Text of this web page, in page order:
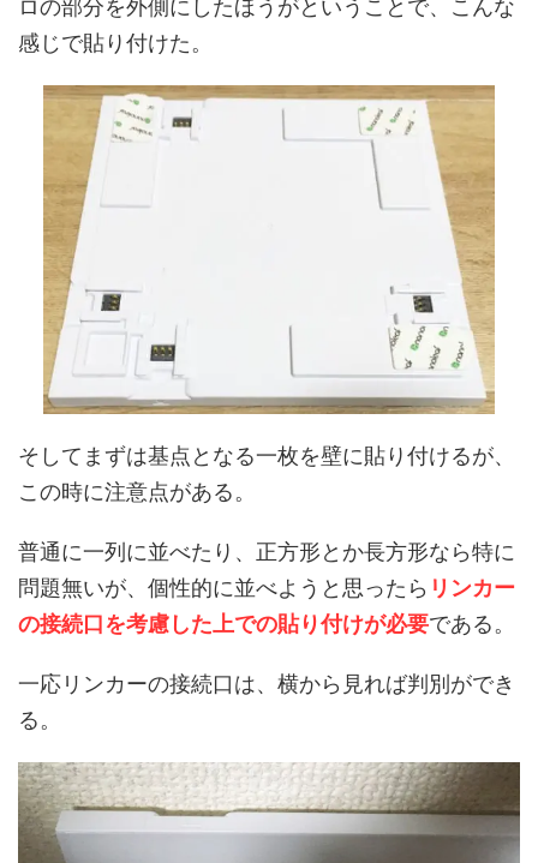
ロの部分を外側にしたほうがということで、こんな
感じで貼り付けた。
そしてまずは基点となる一枚を壁に貼り付けるが、
この時に注意点がある。
普通に一列に並べたり、正方形とか長方形なら特に
問題無いが、個性的に並べようと思ったら リンカー
の接続口を考慮した上での貼り付けが必要である。
一応リンカーの接続口は、横から見れば判別ができ
る。